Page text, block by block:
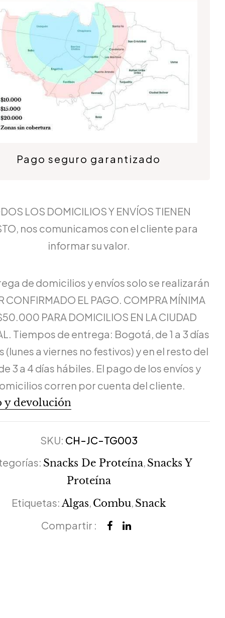
Pago seguro garantizado
LOS DOMICILIOS Y ENVÍOS TIENEN
nos comunicamos con el cliente para
informar su valor.
de domicilios y envíos solo se realizarán
CONFIRMADO EL PAGO. COMPRA MÍNIMA
PARA DOMICILIOS EN LA CIUDAD
Tiempos de entrega: Bogotá, de 1 a 3 días
(lunes a viernes no festivos) y en el resto del
3 a 4 días hábiles. El pago de los envíos y
corren por cuenta del cliente.
y devolución
SKU: CH-JC-TG003
Snacks De Proteína Snacks Y
Proteína
Etiquetas: Algas Combu Snack
Compartir :